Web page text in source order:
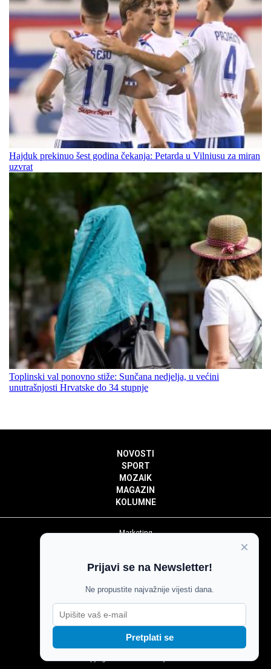
Hajduk prekinuo šest godina čekanja: Petarda u Vilniusu za miran
uzvrat
Toplinski val ponovno stiže: Sunčana nedjelja, u većini
unutrašnjosti Hrvatske do 34 stupnje
NOVOSTI
SPORT
MOZAIK
MAGAZIN
KOLUMNE
Marketing
Impressum
Pravila komentiranja
Agroglas
×
Prijavi se na Newsletter!
Ne propustite najvažnije vijesti dana.
Pretplati se